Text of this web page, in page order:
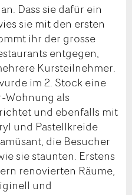
Dass sie dafür ein
sie mit den ersten
ihr der grosse
entgegen,
Kursteilnehmer.
im 2. Stock eine
Wohnung als
und ebenfalls mit
und Pastellkreide
die Besucher
sie staunten. Erstens
renovierten Räume,
und